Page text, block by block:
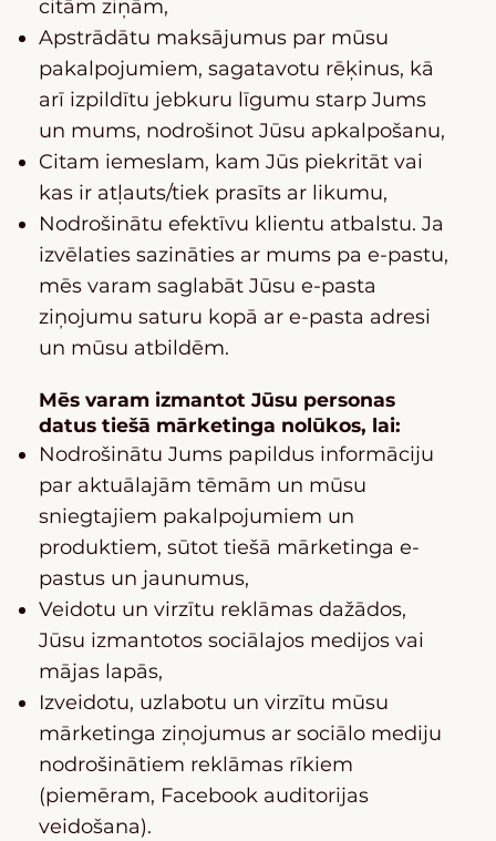
citām ziņām,
Apstrādātu maksājumus par mūsu
pakalpojumiem, sagatavotu rēķinus, kā
arī izpildītu jebkuru līgumu starp Jums
un mums, nodrošinot Jūsu apkalpošanu,
Citam iemeslam, kam Jūs piekritāt vai
kas ir atļauts/tiek prasīts ar likumu,
Nodrošinātu efektīvu klientu atbalstu. Ja
izvēlaties sazināties ar mums pa e-pastu,
mēs varam saglabāt Jūsu e-pasta
ziņojumu saturu kopā ar e-pasta adresi
un mūsu atbildēm.
Mēs varam izmantot Jūsu personas
datus tiešā mārketinga nolūkos, lai:
Nodrošinātu Jums papildus informāciju
par aktuālajām tēmām un mūsu
sniegtajiem pakalpojumiem un
produktiem, sūtot tiešā mārketinga e-
pastus un jaunumus,
Veidotu un virzītu reklāmas dažādos,
Jūsu izmantotos sociālajos medijos vai
mājas lapās,
Izveidotu, uzlabotu un virzītu mūsu
mārketinga ziņojumus ar sociālo mediju
nodrošinātiem reklāmas rīkiem
(piemēram, Facebook auditorijas
veidošana).